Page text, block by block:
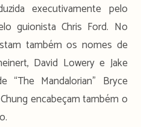
executivamente pelo
guionista Chris Ford. No
também os nomes de
David Lowery e Jake
“The Mandalorian” Bryce
encabeçam também o